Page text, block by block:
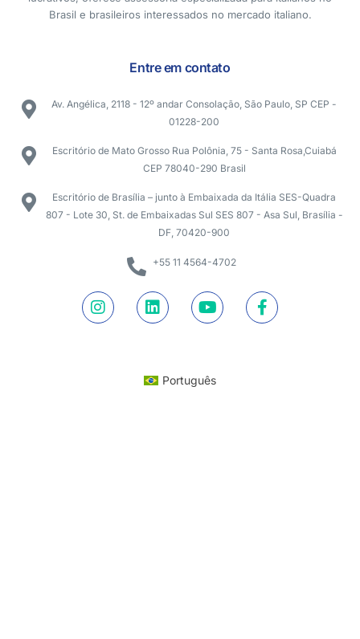
Brasil e brasileiros interessados no mercado italiano.
Entre em contato
Av. Angélica, 2118 - 12º andar Consolação, São Paulo, SP CEP -
01228-200
Escritório de Mato Grosso Rua Polônia, 75 - Santa Rosa,Cuiabá
CEP 78040-290 Brasil
Escritório de Brasília – junto à Embaixada da Itália SES-Quadra
807 - Lote 30, St. de Embaixadas Sul SES 807 - Asa Sul, Brasília -
DF, 70420-900
+55 11 4564-4702
Português